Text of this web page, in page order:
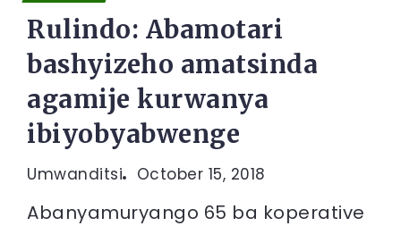
Rulindo: Abamotari
bashyizeho amatsinda
agamije kurwanya
ibiyobyabwenge
Umwanditsi October 15, 2018
Abanyamuryango 65 ba koperative